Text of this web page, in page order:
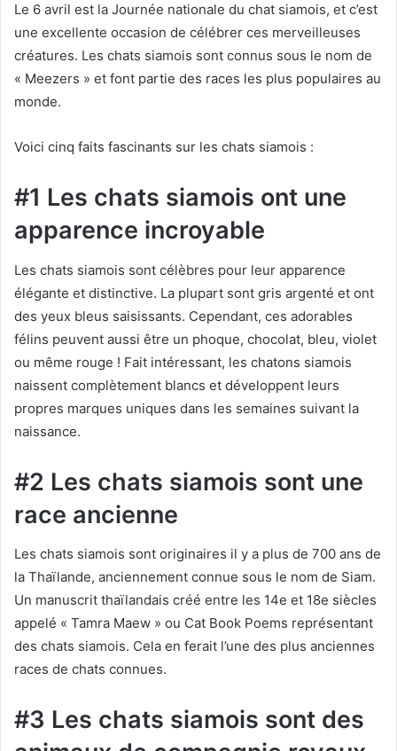
Le 6 avril est la Journée nationale du chat siamois, et c’est
une excellente occasion de célébrer ces merveilleuses
créatures. Les chats siamois sont connus sous le nom de
« Meezers » et font partie des races les plus populaires au
monde.
Voici cinq faits fascinants sur les chats siamois :
#1 Les chats siamois ont une
apparence incroyable
Les chats siamois sont célèbres pour leur apparence
élégante et distinctive. La plupart sont gris argenté et ont
des yeux bleus saisissants. Cependant, ces adorables
félins peuvent aussi être un phoque, chocolat, bleu, violet
ou même rouge ! Fait intéressant, les chatons siamois
naissent complètement blancs et développent leurs
propres marques uniques dans les semaines suivant la
naissance.
#2 Les chats siamois sont une
race ancienne
Les chats siamois sont originaires il y a plus de 700 ans de
la Thaïlande, anciennement connue sous le nom de Siam.
Un manuscrit thaïlandais créé entre les 14e et 18e siècles
appelé « Tamra Maew » ou Cat Book Poems représentant
des chats siamois. Cela en ferait l’une des plus anciennes
races de chats connues.
#3 Les chats siamois sont des